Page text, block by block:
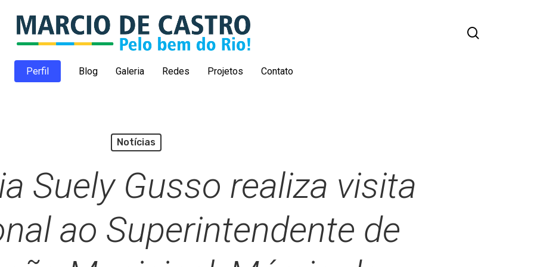
Perfil Blog Galeria Redes Projetos Contato
Notícias
Suely Gusso realiza visita
ao Superintendente de